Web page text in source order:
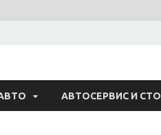
— АвтоАВТОСЕРВИС И СТО